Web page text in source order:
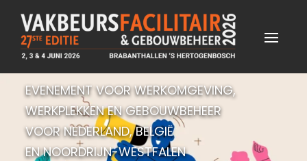
EVENEMENT VOOR WERKOMGEVING,
WERKPLEKKEN EN GEBOUWBEHEER
VOOR NEDERLAND, BELGIË
EN NOORDRIJN-WESTFALEN